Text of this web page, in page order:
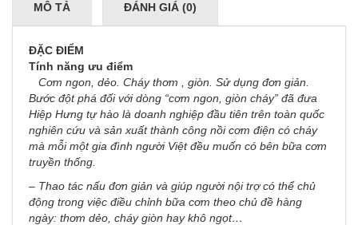
MÔ TẢ ĐÁNH GIÁ (0)
ĐẶC ĐIỂM
Tính năng ưu điểm
Cơm ngon, dẻo. Cháy thơm , giòn. Sử dụng đơn giản.
Bước đột phá đối với dòng “cơm ngon, giòn cháy” đã đưa
Hiệp Hưng tự hào là doanh nghiệp đầu tiên trên toàn quốc
nghiên cứu và sản xuất thành công nồi cơm điện có cháy
mà mỗi một gia đình người Việt đều muốn có bên bữa cơm
truyền thống.
– Thao tác nấu đơn giản và giúp người nội trợ có thể chủ
động trong việc điều chỉnh bữa cơm theo chủ đề hàng
ngày: thơm dẻo, cháy giòn hay khô ngọt…